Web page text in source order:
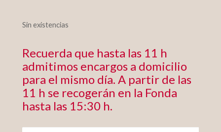
Sin existencias
Recuerda que hasta las 11 h
admitimos encargos a domicilio
para el mismo día. A partir de las
11 h se recogerán en la Fonda
hasta las 15:30 h.